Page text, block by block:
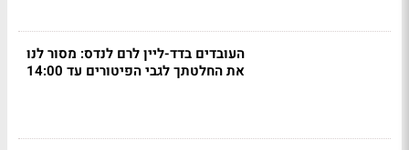
העובדים בדד-ליין לרם לנדס: מסור לנו
את החלטתך לגבי הפיטורים עד 14:00